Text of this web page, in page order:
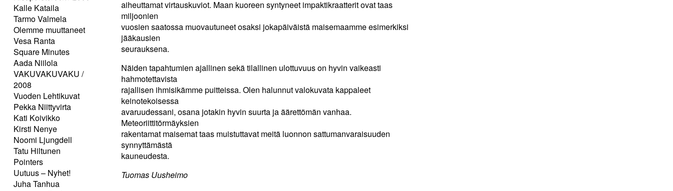
Kalle Kataila
Tarmo Valmela
Olemme muuttaneet
Vesa Ranta
Square Minutes
Aada Niilola
VAKUVAKUVAKU /
2008
Vuoden Lehtikuvat
Pekka Niittyvirta
Kati Koivikko
Kirsti Nenye
Noomi Ljungdell
Tatu Hiltunen
Pointers
Uutuus – Nyhet!
Juha Tanhua
aiheuttamat virtauskuviot. Maan kuoreen syntyneet impaktikraatterit ovat taas
miljoonien
vuosien saatossa muovautuneet osaksi jokapäiväistä maisemaamme esimerkiksi
jääkausien
seurauksena.
Näiden tapahtumien ajallinen sekä tilallinen ulottuvuus on hyvin vaikeasti
hahmotettavista
rajallisen ihmisikämme puitteissa. Olen halunnut valokuvata kappaleet
keinotekoisessa
avaruudessani, osana jotakin hyvin suurta ja äärettömän vanhaa.
Meteoriittitörmäyksien
rakentamat maisemat taas muistuttavat meitä luonnon sattumanvaraisuuden
synnyttämästä
kauneudesta.
Tuomas Uusheimo